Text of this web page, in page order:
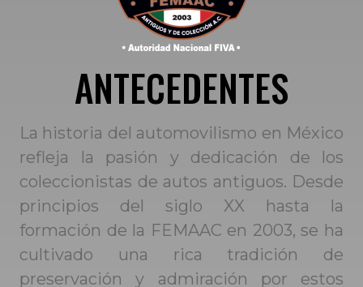
ANTECEDENTES
La historia del automovilismo en México
refleja la pasión y dedicación de los
coleccionistas de autos antiguos. Desde
principios del siglo XX hasta la
formación de la FEMAAC en 2003, se ha
cultivado una rica tradición de
preservación y admiración por estos